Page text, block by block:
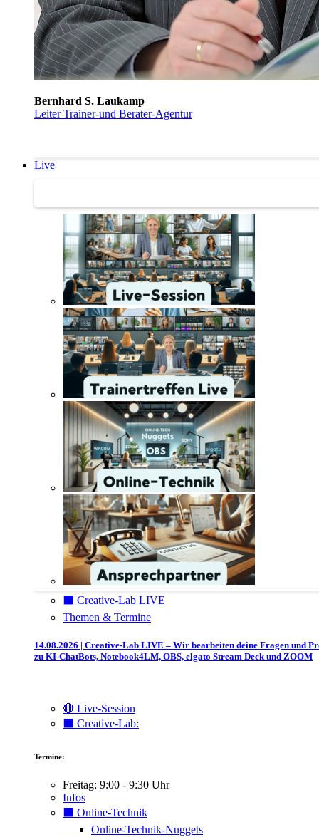
Bernhard S. Laukamp
Leiter Trainer-und Berater-Agentur
Live
⬛️ Creative-Lab LIVE
Themen & Termine
14.08.2026 | Creative-Lab LIVE – Wir bearbeiten deine Fragen und
zu KI-ChatBots, Notebook4LM, OBS, elgato Stream Deck und ZOOM
🔴 Live-Session
⬛️ Creative-Lab:
Termine:
Freitag: 9:00 - 9:30 Uhr
Infos
⬛️ Online-Technik
Online-Technik-Nuggets